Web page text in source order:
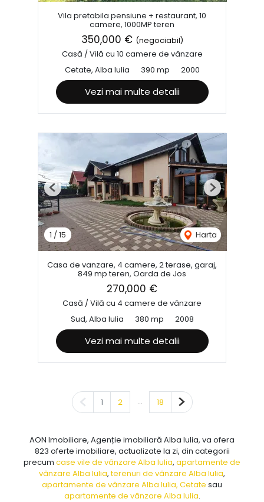
Vila pretabila pensiune + restaurant, 10
camere, 1000MP teren
350,000 € (negociabil)
Casă / Vilă cu 10 camere de vânzare
Cetate, Alba Iulia
390 mp 2000
Vezi mai multe detalii
1 /15 Harta
Previous Next
Casa de vanzare, 4 camere, 2 terase, garaj,
849 mp teren, Oarda de Jos
270,000 €
Casă / Vilă cu 4 camere de vânzare
Sud, Alba Iulia
380 mp 2008
Vezi mai multe detalii
Pagina anterioară
1 2 ... 18 Pagina următoare
AON Imobiliare, Agenție imobiliară Alba Iulia, va ofera
823 oferte imobiliare, actualizate la zi, din categorii
precum case vile de vânzare Alba Iulia, apartamente de
vânzare Alba Iulia,terenuri de vânzare Alba Iulia,
apartamente de vânzare Alba Iulia, Cetate sau
apartamente de vânzare Alba Iulia.